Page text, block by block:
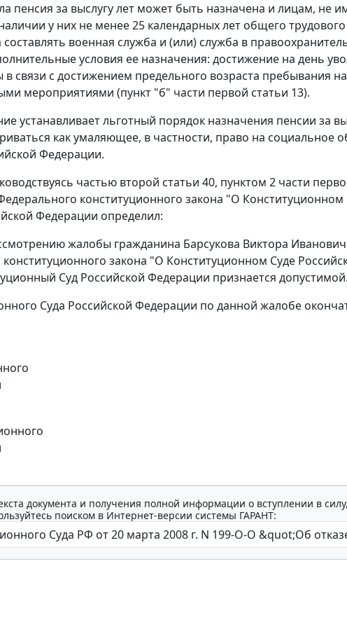
пенсия за выслугу лет может быть назначена и лицам, не
у них не менее 25 календарных лет общего
военная служба и (или) служба в
условия ее назначения: достижение на день
связи с достижением предельного возраста пребывания
мероприятиями (пункт "б" части первой статьи 13).
устанавливает льготный порядок назначения пенсии за
как умаляющее, в частности, право на социальное
Федерации.
частью второй статьи 40, пунктом 2 части
конституционного закона "О
Федерации определил:
жалобы гражданина Барсукова Виктора
закона "О Конституционном Суде
Суд Российской Федерации признается допустимой.
Суда Российской Федерации по данной жалобе
документа и получения полной информации о вступлении в
поиском в Интернет-версии системы ГАРАНТ: